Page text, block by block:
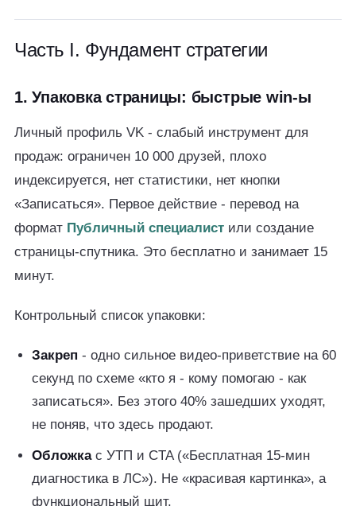
Часть I. Фундамент стратегии
1. Упаковка страницы: быстрые win-ы
Личный профиль VK - слабый инструмент для
продаж: ограничен 10 000 друзей, плохо
индексируется, нет статистики, нет кнопки
«Записаться». Первое действие - перевод на
формат Публичный специалист или создание
страницы-спутника. Это бесплатно и занимает 15
минут.
Контрольный список упаковки:
Закреп - одно сильное видео-приветствие на 60
секунд по схеме «кто я - кому помогаю - как
записаться». Без этого 40% зашедших уходят,
не поняв, что здесь продают.
Обложкас УТП и CTA («Бесплатная 15-мин
диагностика в ЛС»). Не «красивая картинка», а
функциональный щит.